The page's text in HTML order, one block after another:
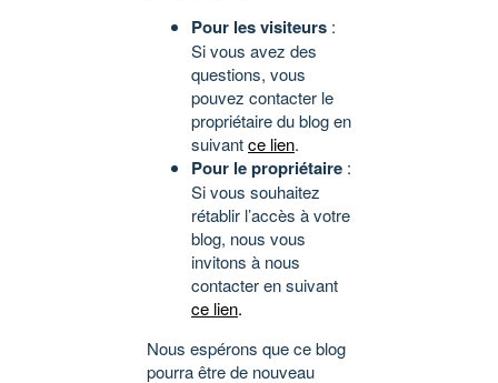
Pour les visiteurs :
Si vous avez des
questions, vous
pouvez contacter le
propriétaire du blog en
suivantce lien.
Pour le propriétaire :
Si vous souhaitez
rétablir l’accès à votre
blog, nous vous
invitons à nous
contacter en suivant
ce lien.
Nous espérons que ce blog
pourra être de nouveau